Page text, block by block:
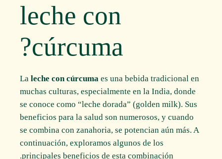
leche con
cúrcuma?
Laleche con cúrcuma es una bebida tradicional en
muchas culturas, especialmente en la India, donde
se conoce como “leche dorada” (golden milk). Sus
beneficios para la salud son numerosos, y cuando
se combina con zanahoria, se potencian aún más. A
continuación, exploramos algunos de los
principales beneficios de esta combinación.